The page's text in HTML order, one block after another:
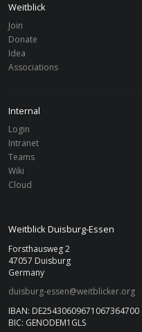
Weitblick
Join
Donate
Idea
Associations
Internal
Login
Intranet
Teams
Wiki
Cloud
Weitblick Duisburg-Essen
Forsthausweg 2
47057 Duisburg
Germany
duisburg-essen@weitblicker.org
IBAN: DE25430609671067364700
BIC: GENODEM1GLS